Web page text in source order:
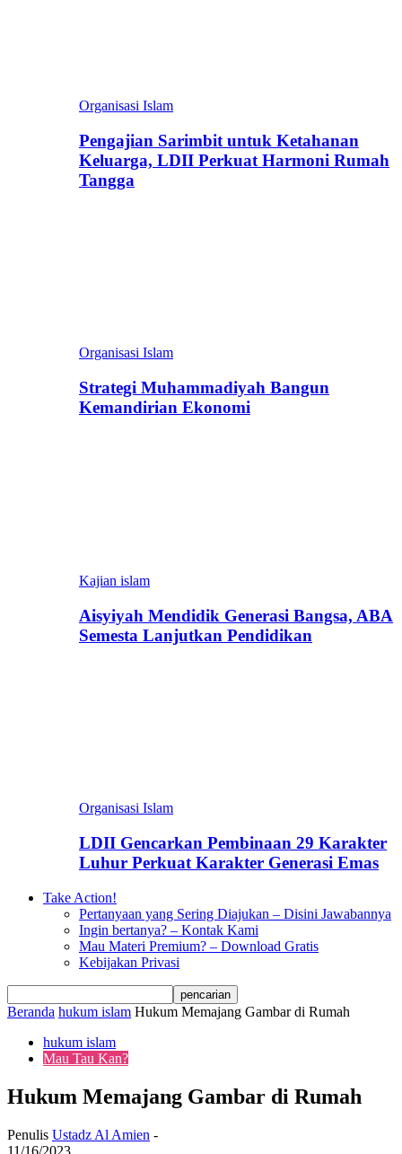
Organisasi Islam
Pengajian Sarimbit untuk Ketahanan
Keluarga, LDII Perkuat Harmoni Rumah
Tangga
Organisasi Islam
Strategi Muhammadiyah Bangun
Kemandirian Ekonomi
Kajian islam
Aisyiyah Mendidik Generasi Bangsa, ABA
Semesta Lanjutkan Pendidikan
Organisasi Islam
LDII Gencarkan Pembinaan 29 Karakter
Luhur Perkuat Karakter Generasi Emas
Take Action!
Pertanyaan yang Sering Diajukan – Disini Jawabannya
Ingin bertanya? – Kontak Kami
Mau Materi Premium? – Download Gratis
Kebijakan Privasi
Beranda hukum islam Hukum Memajang Gambar di Rumah
hukum islam
Mau Tau Kan?
Hukum Memajang Gambar di Rumah
Penulis Ustadz Al Amien -
11/16/2023